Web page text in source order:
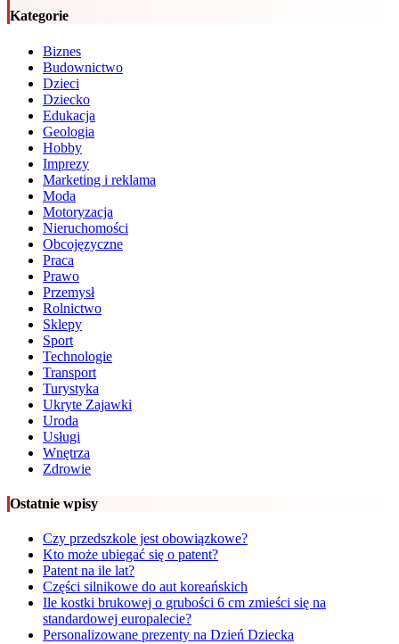
Kategorie
Biznes
Budownictwo
Dzieci
Dziecko
Edukacja
Geologia
Hobby
Imprezy
Marketing i reklama
Moda
Motoryzacja
Nieruchomości
Obcojęzyczne
Praca
Prawo
Przemysł
Rolnictwo
Sklepy
Sport
Technologie
Transport
Turystyka
Ukryte Zajawki
Uroda
Usługi
Wnętrza
Zdrowie
Ostatnie wpisy
Czy przedszkole jest obowiązkowe?
Kto może ubiegać się o patent?
Patent na ile lat?
Części silnikowe do aut koreańskich
Ile kostki brukowej o grubości 6 cm zmieści się na
standardowej europalecie?
Personalizowane prezenty na Dzień Dziecka